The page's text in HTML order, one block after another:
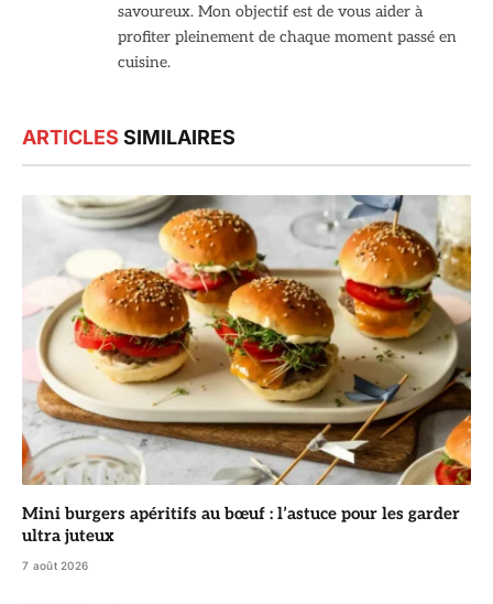
savoureux. Mon objectif est de vous aider à
profiter pleinement de chaque moment passé en
cuisine.
ARTICLES SIMILAIRES
Mini burgers apéritifs au bœuf : l’astuce pour les garder
ultra juteux
7 août 2026